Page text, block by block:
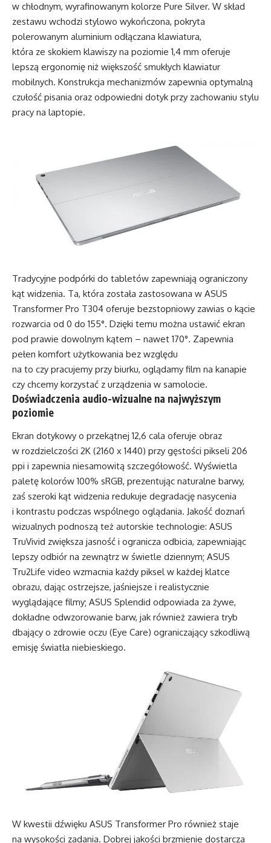
w chłodnym, wyrafinowanym kolorze Pure Silver. W skład
zestawu wchodzi stylowo wykończona, pokryta
polerowanym aluminium odłączana klawiatura,
która ze skokiem klawiszy na poziomie 1,4 mm oferuje
lepszą ergonomię niż większość smukłych klawiatur
mobilnych. Konstrukcja mechanizmów zapewnia optymalną
czułość pisania oraz odpowiedni dotyk przy zachowaniu stylu
pracy na laptopie.
Tradycyjne podpórki do tabletów zapewniają ograniczony
kąt widzenia. Ta, która została zastosowana w ASUS
Transformer Pro T304 oferuje bezstopniowy zawias o kącie
rozwarcia od 0 do 155°. Dzięki temu można ustawić ekran
pod prawie dowolnym kątem – nawet 170°. Zapewnia
pełen komfort użytkowania bez względu
na to czy pracujemy przy biurku, oglądamy film na kanapie
czy chcemy korzystać z urządzenia w samolocie.
Doświadczenia audio-wizualne na najwyższym
poziomie
Ekran dotykowy o przekątnej 12,6 cala oferuje obraz
w rozdzielczości 2K (2160 x 1440) przy gęstości pikseli 206
ppi i zapewnia niesamowitą szczegółowość. Wyświetla
paletę kolorów 100% sRGB, prezentując naturalne barwy,
zaś szeroki kąt widzenia redukuje degradację nasycenia
i kontrastu podczas wspólnego oglądania. Jakość doznań
wizualnych podnoszą też autorskie technologie: ASUS
TruVivid zwiększa jasność i ogranicza odbicia, zapewniając
lepszy odbiór na zewnątrz w świetle dziennym; ASUS
Tru2Life video wzmacnia każdy piksel w każdej klatce
obrazu, dając ostrzejsze, jaśniejsze i realistycznie
wyglądające filmy; ASUS Splendid odpowiada za żywe,
dokładne odwzorowanie barw, jak również zawiera tryb
dbający o zdrowie oczu (Eye Care) ograniczający szkodliwą
emisję światła niebieskiego.
W kwestii dźwięku ASUS Transformer Pro również staje
na wysokości zadania. Dobrej jakości brzmienie dostarcza